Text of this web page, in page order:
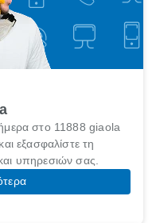
στο 11888 giaola
εξασφαλίστε τη
υπηρεσιών σας.